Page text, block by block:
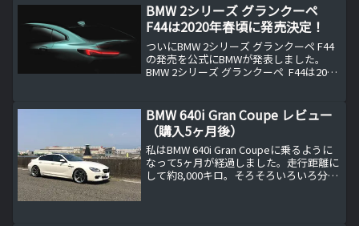
BMW 2シリーズ グランクーペ
F44は2020年春頃に発売決定！
ついにBMW 2シリーズ グランクーペ F44
の発売を公式にBMWが発表しました。
BMW 2シリーズ グランクーペ F44は2020
表が近いというのがお約束ですが、...
BMW 640i Gran Coupe レビュー
（購入5ヶ月後）
私はBMW 640i Gran Coupeに乗るように
なって5ヶ月が経過しました。走行距離に
して約8,000キロ。そろそろいろいろ分か